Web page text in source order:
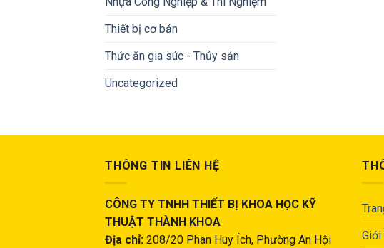
Thiết bị cơ bản
Thức ăn gia súc - Thủy sản
Uncategorized
THÔNG TIN LIÊN HỆ
CÔNG TY TNHH THIẾT BỊ KHOA HỌC KỸ
THUẬT THÀNH KHOA
Địa chỉ: 208/20 Phan Huy Ích, Phường An Hội
Giới